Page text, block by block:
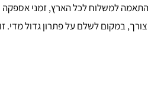
למשלוח לכל הארץ, זמני אספקה
במקום לשלם על פתרון גדול